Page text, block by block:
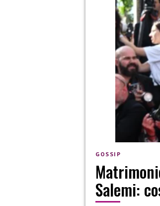
GOSSIP
Salemi: